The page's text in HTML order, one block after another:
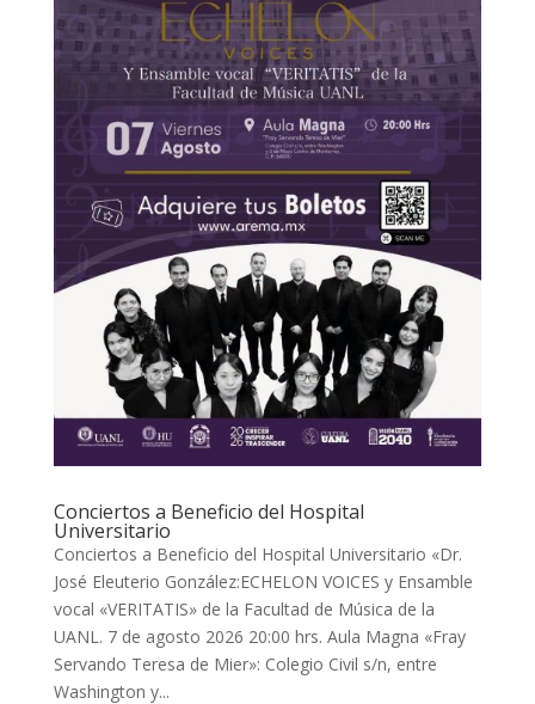
Conciertos a Beneficio del Hospital
Universitario
Conciertos a Beneficio del Hospital Universitario «Dr.
José Eleuterio González:ECHELON VOICES y Ensamble
vocal «VERITATIS» de la Facultad de Música de la
UANL. 7 de agosto 2026 20:00 hrs. Aula Magna «Fray
Servando Teresa de Mier»: Colegio Civil s/n, entre
Washington y...